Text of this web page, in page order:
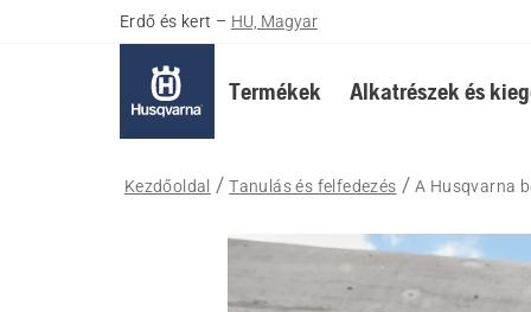
Erdő és kert – HU, Magyar
Termékek Alkatrészek és
Kezdőoldal Tanulás és felfedezés A Husqvarna